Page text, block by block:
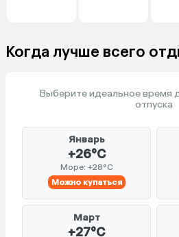
Когда лучше всего
Выберите идеальное время
отпуска
Январь
+26°C
Море: +28°C
Можно купаться
Март
+27°C